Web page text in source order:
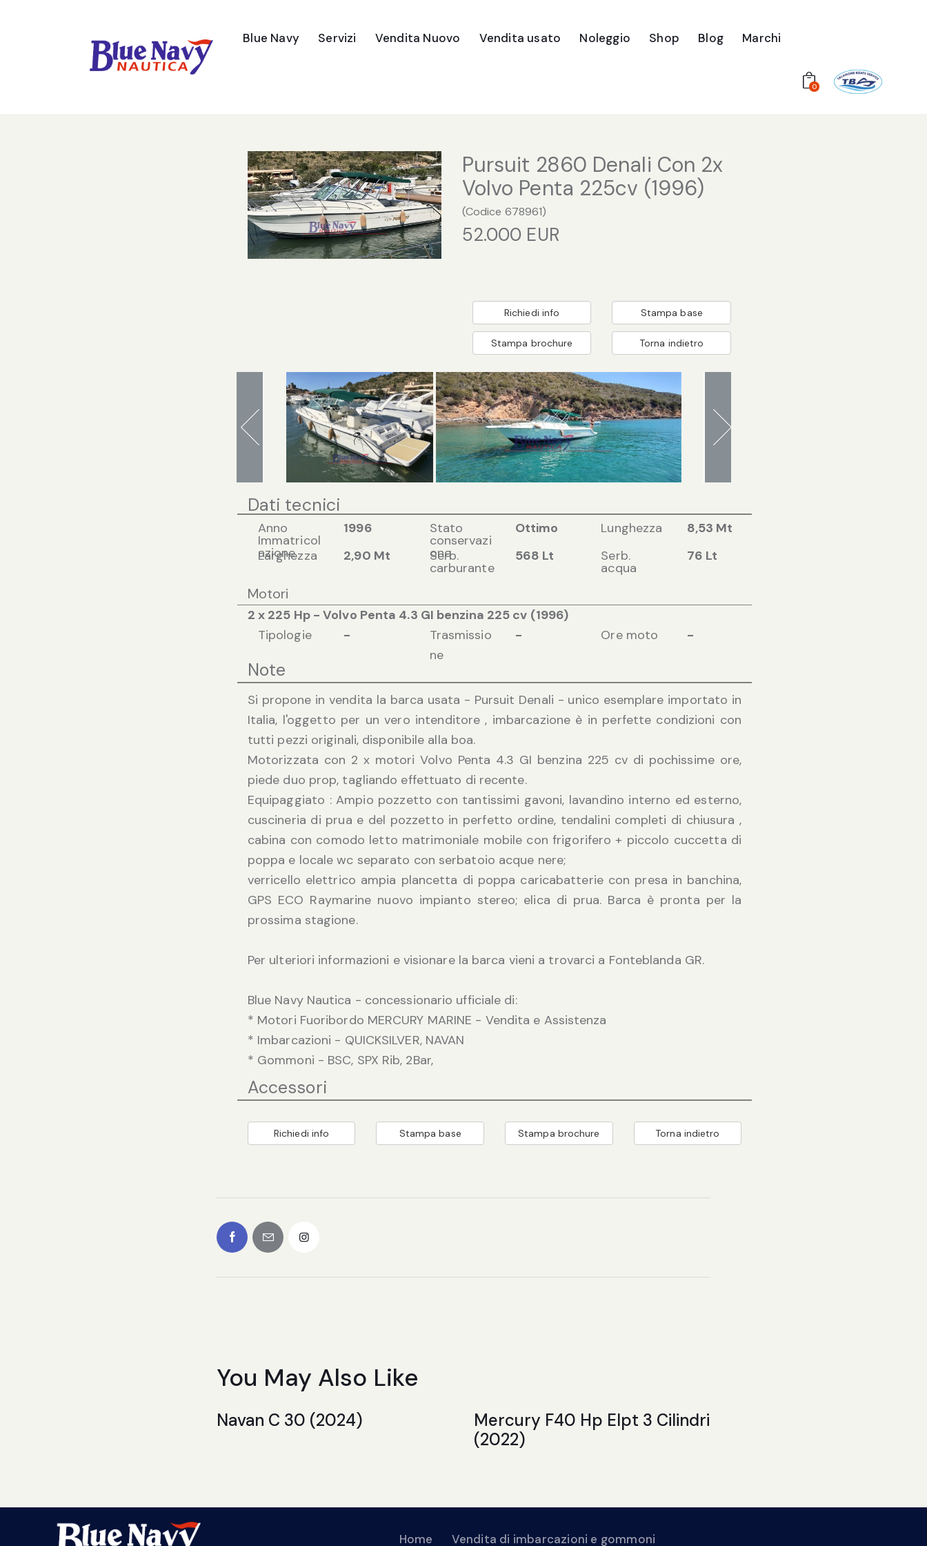
Blue Navy Servizi Vendita Nuovo
Ricambi e Accessori
Vendita usato Noleggio Shop Blog Marchi
0
Pursuit 2860 Denali Con 2x
Volvo Penta 225cv (1996)
(Codice 678961)
52.000 EUR
Richiedi info Stampa base
Stampa brochure Torna indietro
Dati tecnici
Anno
Immatricol
azione
1996 Stato
conservazi
one
Ottimo Lunghezza
8,53 Mt
Larghezza
2,90 Mt Serb.
carburante
568 Lt Serb.
acqua
76 Lt
Motori
2 x 225 Hp - Volvo Penta 4.3 GI benzina 225 cv (1996)
Tipologie
-
Trasmissio
ne
- Ore moto -
Note
Si propone in vendita la barca usata - Pursuit Denali - unico esemplare importato in
Italia, l'oggetto per un vero intenditore , imbarcazione è in perfette condizioni con
tutti pezzi originali, disponibile alla boa.
Motorizzata con 2 x motori Volvo Penta 4.3 GI benzina 225 cv di pochissime ore,
piede duo prop, tagliando effettuato di recente.
Equipaggiato : Ampio pozzetto con tantissimi gavoni, lavandino interno ed esterno,
cuscineria di prua e del pozzetto in perfetto ordine, tendalini completi di chiusura ,
cabina con comodo letto matrimoniale mobile con frigorifero + piccolo cuccetta di
poppa e locale wc separato con serbatoio acque nere;
verricello elettrico ampia plancetta di poppa caricabatterie con presa in banchina,
GPS ECO Raymarine nuovo impianto stereo; elica di prua. Barca è pronta per la
prossima stagione.
Per ulteriori informazioni e visionare la barca vieni a trovarci a Fonteblanda GR.
Blue Navy Nautica - concessionario ufficiale di:
* Motori Fuoribordo MERCURY MARINE - Vendita e Assistenza
* Imbarcazioni - QUICKSILVER, NAVAN
* Gommoni - BSC, SPX Rib, 2Bar,
Accessori
Richiedi info Stampa base Stampa brochure Torna indietro
You May Also Like
Navan C 30 (2024)
Mercury F40 Hp Elpt 3 Cilindri
(2022)
Home Vendita di imbarcazioni e gommoni